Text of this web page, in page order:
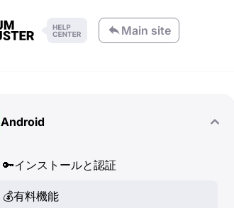
Main site
Android
🔑インストールと認証
💰有料機能